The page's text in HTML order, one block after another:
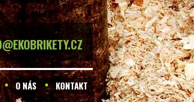
O NÁS KONTAKT